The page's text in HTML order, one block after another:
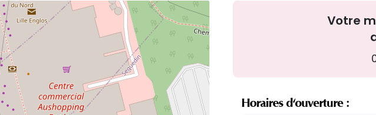
Votre
Horaires d'ouverture :